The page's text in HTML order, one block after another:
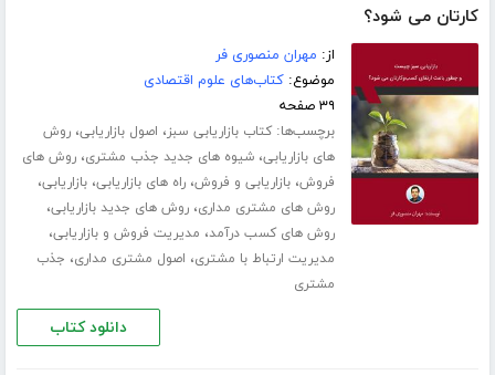
کارتان می شود؟
از: مهران منصوری فر
موضوع:کتاب‌های علوم اقتصادی
۳۹ صفحه
برچسب‌ها:کتاب بازاریابی سبز، اصول بازاریابی،روش
های بازاریابی،شیوه های جدید جذب مشتری،روش های
فروش،بازاریابی و فروش،راه های بازاریابی،بازاریابی،
روش های مشتری مداری،روش های جدید بازاریابی،
روش های کسب درآمد، مدیریت فروش و بازاریابی،
مدیریت ارتباط با مشتری، اصول مشتری مداری، جذب
مشتری
دانلود کتاب